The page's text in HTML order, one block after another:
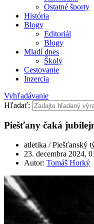
Ostatné športy
História
Blogy
Editoriál
Blogy
Mladí dnes
Školy
Cestovanie
Inzercia
Vyhľadávanie
Hľadať:
Piešťany čaká
atletika / Piešťanský
23. decembra 2024,
Autor: Tomáš Horký